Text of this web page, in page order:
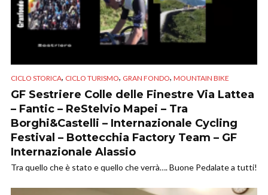
CICLO STORICA, CICLO TURISMO, GRAN FONDO, MOUNTAIN BIKE
GF Sestriere Colle delle Finestre Via Lattea
– Fantic – ReStelvio Mapei – Tra
Borghi&Castelli – Internazionale Cycling
Festival – Bottecchia Factory Team – GF
Internazionale Alassio
Tra quello che è stato e quello che verrà…. Buone Pedalate a tutti!